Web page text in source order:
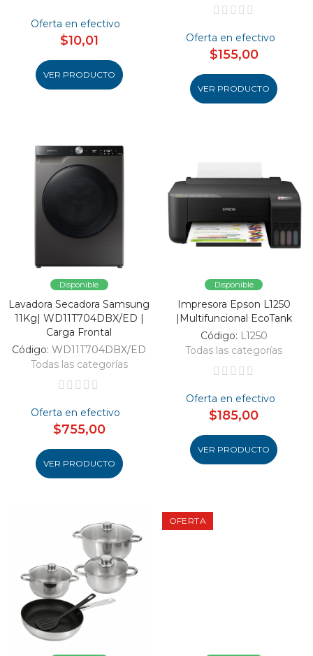
Oferta en efectivo
$10,01
VER PRODUCTO
Oferta en efectivo
$155,00
VER PRODUCTO
Disponible
Lavadora Secadora Samsung
11Kg| WD11T704DBX/ED |
Carga Frontal
Código:WD11T704DBX/ED
Todas las categorías
Oferta en efectivo
$755,00
VER PRODUCTO
Disponible
Impresora Epson L1250
|Multifuncional EcoTank
Código: L1250
Todas las categorías
Oferta en efectivo
$185,00
VER PRODUCTO
OFERTA